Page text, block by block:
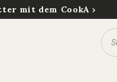
mit dem CookA